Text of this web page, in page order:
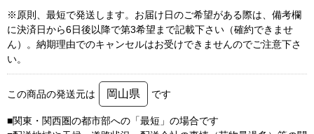
※原則、最短で発送します。お届け日のご希望がある際は、備考欄
に決済日から6日後以降で第3希望まで記載下さい（確約できませ
ん）。納期理由でのキャンセルはお受けできませんのでご注意下さ
い。
この商品の発送元は 岡山県 です
■関東・関西圏の都市部への「最短」の場合です